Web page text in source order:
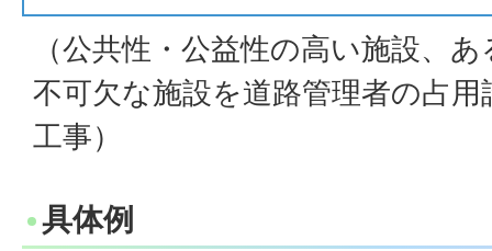
（公共性・公益性の高い施設、
不可欠な施設を道路管理者の占
工事）
具体例